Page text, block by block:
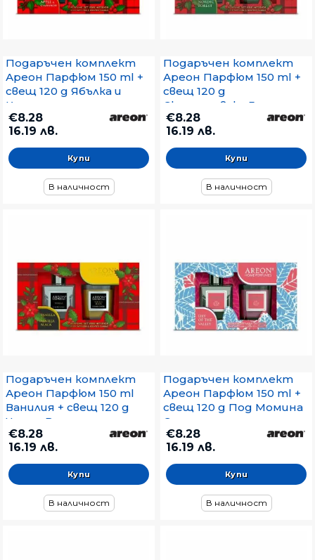
Подаръчен комплект
Ареон Парфюм 150 ml +
свещ 120 g Ябълка и
Канела
€8.28
16.19 лв.
В наличност
Подаръчен комплект
Ареон Парфюм 150 ml +
свещ 120 g
Скандинавска Гора
€8.28
16.19 лв.
В наличност
Подаръчен комплект
Ареон Парфюм 150 ml
Ванилия + свещ 120 g
Черна Ванилия
€8.28
16.19 лв.
В наличност
Подаръчен комплект
Ареон Парфюм 150 ml +
свещ 120 g Под Момина
Сълза
€8.28
16.19 лв.
В наличност